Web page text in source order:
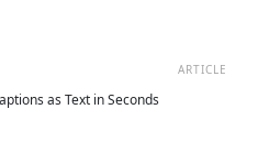
ARTICLE
as Text in Seconds